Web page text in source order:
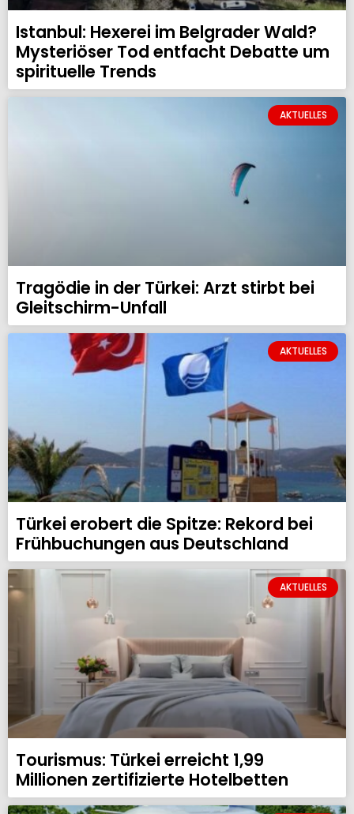
Istanbul: Hexerei im Belgrader Wald?
Mysteriöser Tod entfacht Debatte um
spirituelle Trends
AKTUELLES
Tragödie in der Türkei: Arzt stirbt bei
Gleitschirm-Unfall
AKTUELLES
Türkei erobert die Spitze: Rekord bei
Frühbuchungen aus Deutschland
AKTUELLES
Tourismus: Türkei erreicht 1,99
Millionen zertifizierte Hotelbetten